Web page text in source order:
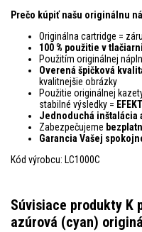
Prečo kúpiť našu originálnu
Originálna cartridge =
100 % použitie v tlačiarni
Použitím originálnej
Overená špičková
kvalitnejšie obrázky
Použitie originálnej
stabilné výsledky =
Jednoduchá inštalácia
Zabezpečujeme
Garancia Vašej
Kód výrobcu: LC1000C
Súvisiace produkty K
azúrová (cyan)